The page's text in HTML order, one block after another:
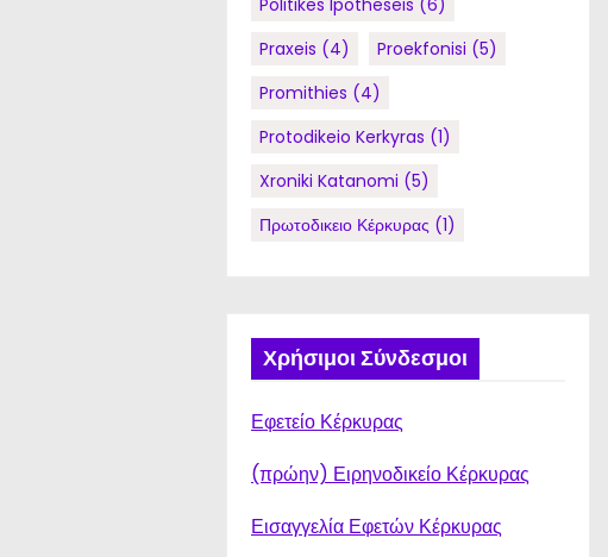
Politikes Ipotheseis (6)
Praxeis (4) Proekfonisi (5)
Promithies (4)
Protodikeio Kerkyras (1)
Xroniki Katanomi (5)
Πρωτοδικειο Κέρκυρας (1)
Χρήσιμοι Σύνδεσμοι
Εφετείο Κέρκυρας
(πρώην) Ειρηνοδικείο Κέρκυρας
Εισαγγελία Εφετών Κέρκυρας